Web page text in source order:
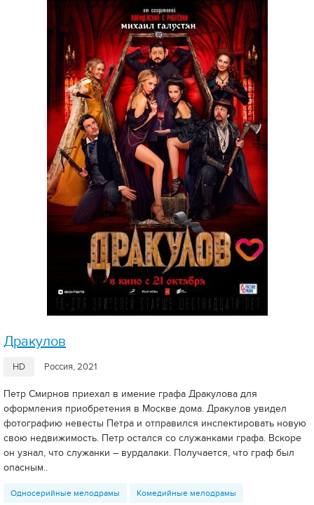
Дракулов
HD Россия, 2021
Петр Смирнов приехал в имение графа Дракулова для
оформления приобретения в Москве дома. Дракулов увидел
фотографию невесты Петра и отправился инспектировать новую
свою недвижимость. Петр остался со служанками графа. Вскоре
он узнал, что служанки – вурдалаки. Получается, что граф был
опасным..
Односерийные мелодрамы Комедийные мелодрамы